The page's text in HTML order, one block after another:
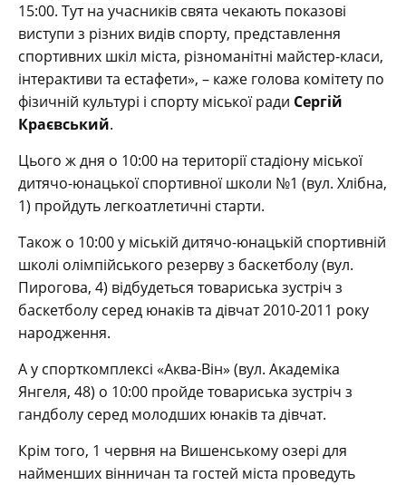
15:00. Тут на учасників свята чекають показові
виступи з різних видів спорту, представлення
спортивних шкіл міста, різноманітні майстер-класи,
інтерактиви та естафети», – каже голова комітету по
фізичній культурі і спорту міської ради Сергій
Краєвський.
Цього ж дня о 10:00 на території стадіону міської
дитячо-юнацької спортивної школи №1 (вул. Хлібна,
1) пройдуть легкоатлетичні старти.
Також о 10:00 у міській дитячо-юнацькій спортивній
школі олімпійського резерву з баскетболу (вул.
Пирогова, 4) відбудеться товариська зустріч з
баскетболу серед юнаків та дівчат 2010-2011 року
народження.
А у спорткомплексі «Аква-Він» (вул. Академіка
Янгеля, 48) о 10:00 пройде товариська зустріч з
гандболу серед молодших юнаків та дівчат.
Крім того, 1 червня на Вишенському озері для
найменших вінничан та гостей міста проведуть